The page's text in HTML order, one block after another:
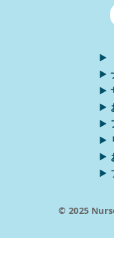
© 2025